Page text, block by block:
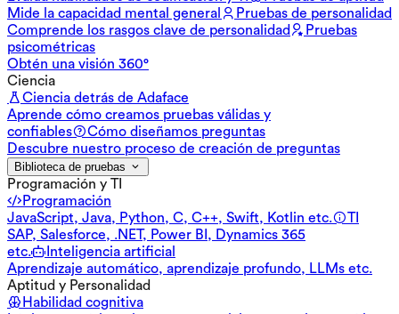
Mide la capacidad mental general
Pruebas de personalidad
Comprende los rasgos clave de personalidad
Pruebas
psicométricas
Obtén una visión 360°
Ciencia
Ciencia detrás de Adaface
Aprende cómo creamos pruebas válidas y
confiables
Cómo diseñamos preguntas
Descubre nuestro proceso de creación de preguntas
Biblioteca de pruebas
Programación y TI
Programación
JavaScript, Java, Python, C, C++, Swift, Kotlin etc.
TI
SAP, Salesforce, .NET, Power BI, Dynamics 365
etc.
Inteligencia artificial
Aprendizaje automático, aprendizaje profundo, LLMs etc.
Aptitud y Personalidad
Habilidad cognitiva